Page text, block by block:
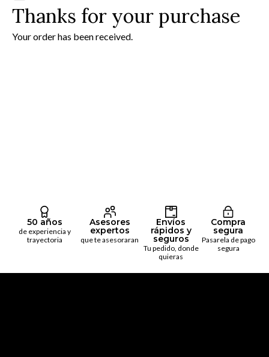
Thanks for your purchase
Your order has been received.
50 años
de experiencia y
trayectoria
Asesores
expertos
que te asesoraran
Envíos
rápidos y
seguros
Tu pedido, donde
quieras
Compra
segura
Pasarela de pago
segura